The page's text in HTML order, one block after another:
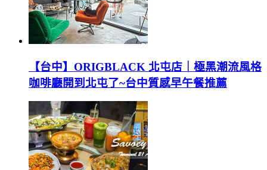
【台中】ORIGBLACK 北屯店｜極黑潮流風格
咖啡廳開到北屯了~台中質感早午餐推薦